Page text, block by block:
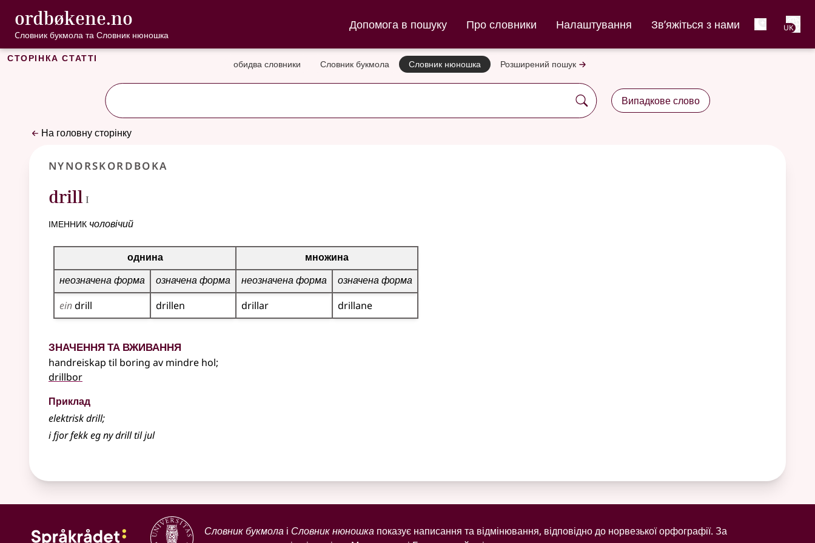
Перейти до основного вмісту
Доступність
ordbøkene.no , Cловник букмола та Словник нюношка
Cловник букмола та Словник нюношка
Допомога в пошуку Про словники Налаштування Зв’яжіться з нами UK
Сторінка статті обидва словники Словник букмола Словник нюношка Розширений пошук
Випадкове слово
На головну сторінку
Nynorskordboka
drill I
іменник чоловічий
Таблиця відмінювання для цього іменника
однина
множина
неозначена форма
означена форма неозначена форма
означена форма
eindrill drillen drillar drillane
Значення та вживання
handreiskap til boring av mindre hol;
drillbor
Приклад
elektrisk drill;
i fjor fekk eg ny drill til jul
Словник букмола і Словник нюношка показує написання та відмінювання, відповідно до норвезької орфографії. За